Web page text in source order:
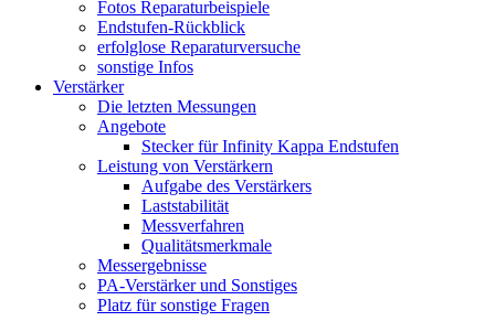
Fotos Reparaturbeispiele
Endstufen-Rückblick
erfolglose Reparaturversuche
sonstige Infos
Verstärker
Die letzten Messungen
Angebote
Stecker für Infinity Kappa Endstufen
Leistung von Verstärkern
Aufgabe des Verstärkers
Laststabilität
Messverfahren
Qualitätsmerkmale
Messergebnisse
PA-Verstärker und Sonstiges
Platz für sonstige Fragen